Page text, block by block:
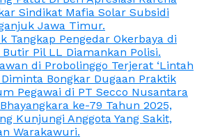
Sindikat Mafia Solar Subsidi
Jawa Timur.
Tangkap Pengedar Okerbaya di
Pil LL Diamankan Polisi.
di Probolinggo Terjerat ‘Lintah
Diminta Bongkar Dugaan Praktik
Pegawai di PT Secco Nusantara
ke-79 Tahun 2025,
Kunjungi Anggota Yang Sakit,
Warakawuri.